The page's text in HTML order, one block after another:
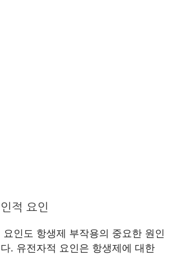
적 요인
요인도 항생제 부작용의 중요한 원인
. 유전자적 요인은 항생제에 대한